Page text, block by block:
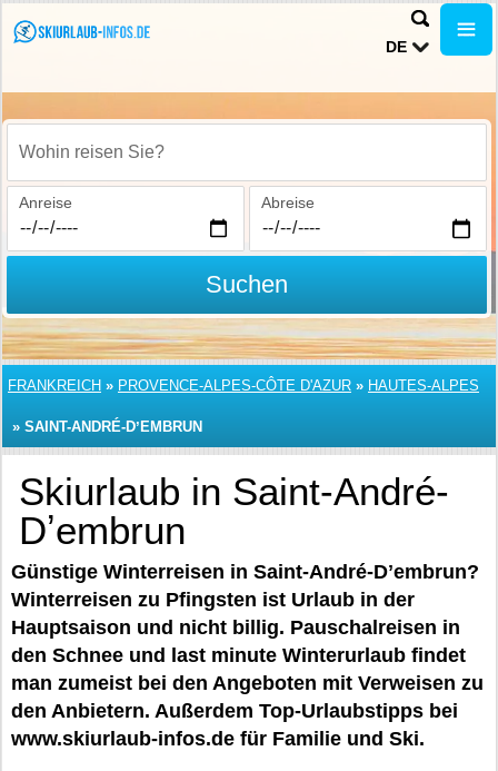
DE
Wohin reisen Sie?
Anreise Abreise
Suchen
FRANKREICH » PROVENCE-ALPES-CÔTE D'AZUR » HAUTES-ALPES
» SAINT-ANDRÉ-DʼEMBRUN
Skiurlaub in Saint-André-
Dʼembrun
Günstige Winterreisen in Saint-André-Dʼembrun?
Winterreisen zu Pfingsten ist Urlaub in der
Hauptsaison und nicht billig. Pauschalreisen in
den Schnee und last minute Winterurlaub findet
man zumeist bei den Angeboten mit Verweisen zu
den Anbietern. Außerdem Top-Urlaubstipps bei
www.skiurlaub-infos.de für Familie und Ski.